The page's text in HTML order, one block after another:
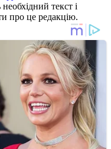
текст і
про це редакцію.